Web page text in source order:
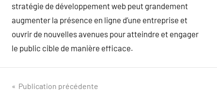
stratégie de développement web peut grandement
augmenter la présence en ligne d’une entreprise et
ouvrir de nouvelles avenues pour atteindre et engager
le public cible de manière efficace.
Publication précédente